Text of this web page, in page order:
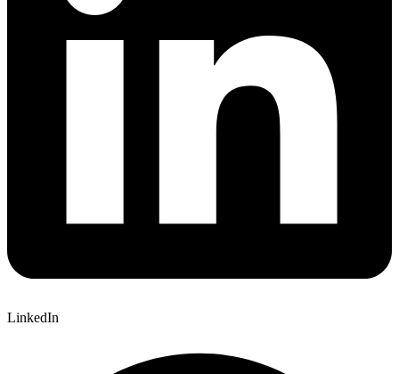
LinkedIn